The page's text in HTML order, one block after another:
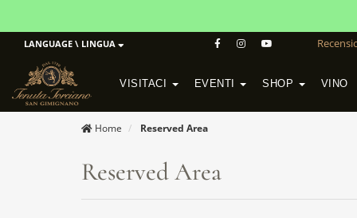
LANGUAGE \ LINGUA
VISITACI EVENTI SHOP VINO
Home Reserved Area
Reserved Area